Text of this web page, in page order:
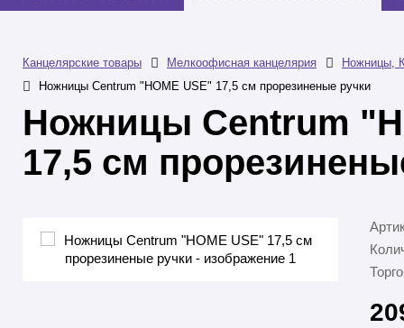
Канцелярские товары Мелкоофисная канцелярия
Ножницы,
Ножницы Centrum "HOME USE" 17,5 см прорезиненые ручки
Ножницы Centrum
17,5 см